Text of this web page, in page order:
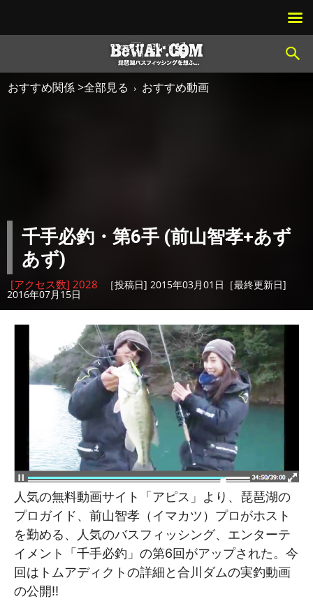
おすすめ関係 >全部見る おすすめ動画
千手必釣・第6手 (前山智孝+あず
あず)
[アクセス数] 2028 ［投稿日] 2015年03月01日［最終更新日]
2016年07月15日
人気の無料動画サイト「アピス」より、琵琶湖の
プロガイド、前山智孝（イマカツ）プロがホスト
を勤める、人気のバスフィッシング、エンターテ
イメント「千手必釣」の第6回がアップされた。今
回はトムアディクトの詳細と合川ダムの実釣動画
の公開!!